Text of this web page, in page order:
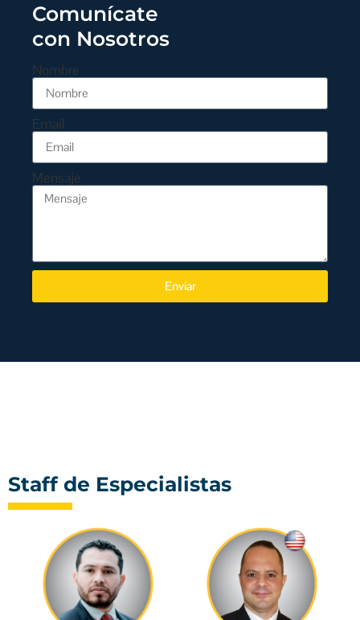
Comunícate
con Nosotros
Nombre
Email
Mensaje
Enviar
Staff de Especialistas